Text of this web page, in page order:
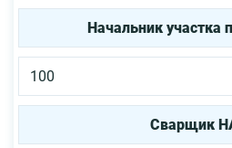
Начальник участка
100
Сварщик